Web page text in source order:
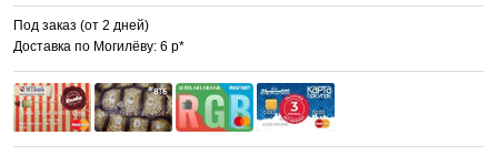
Под заказ (от 2 дней)
Доставка по Могилёву: 6 р*